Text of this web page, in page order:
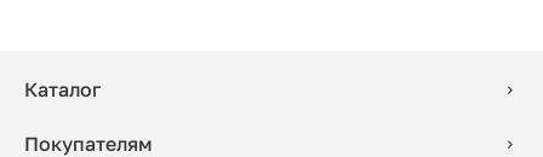
Каталог
Покупателям